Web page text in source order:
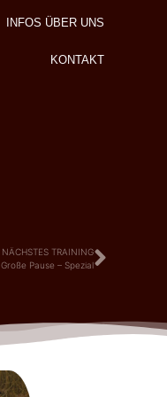
INFOS ÜBER UNS
KONTAKT
NÄCHSTES TRAINING
Große Pause – Spezial